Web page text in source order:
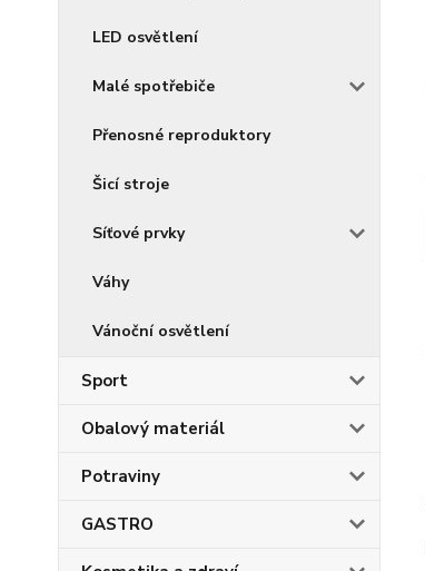
LED osvětlení
Malé spotřebiče
Přenosné reproduktory
Šicí stroje
Síťové prvky
Váhy
Vánoční osvětlení
Sport
Obalový materiál
Potraviny
GASTRO